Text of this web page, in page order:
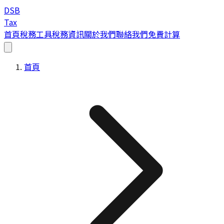
DSB
Tax
首頁稅務工具稅務資訊關於我們聯絡我們免費計算
首頁